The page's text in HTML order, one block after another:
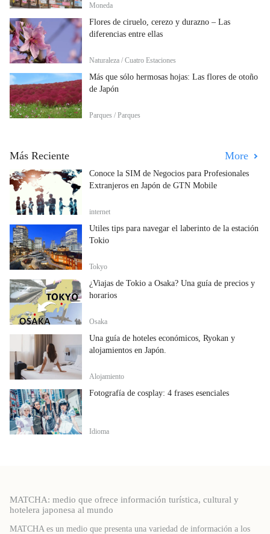
Moneda
Flores de ciruelo, cerezo y durazno – Las
diferencias entre ellas
Naturaleza / Cuatro Estaciones
Más que sólo hermosas hojas: Las flores de otoño
de Japón
Parques / Parques
Más Reciente More
Conoce la SIM de Negocios para Profesionales
Extranjeros en Japón de GTN Mobile
internet
Útiles tips para navegar el laberinto de la estación
Tokio
Tokyo
¿Viajas de Tokio a Osaka? Una guía de precios y
horarios
Osaka
Una guía de hoteles económicos, Ryokan y
alojamientos en Japón.
Alojamiento
Fotografía de cosplay: 4 frases esenciales
Idioma
MATCHA: medio que ofrece información turística, cultural y
hotelera japonesa al mundo
MATCHA es un medio que presenta una variedad de información a los